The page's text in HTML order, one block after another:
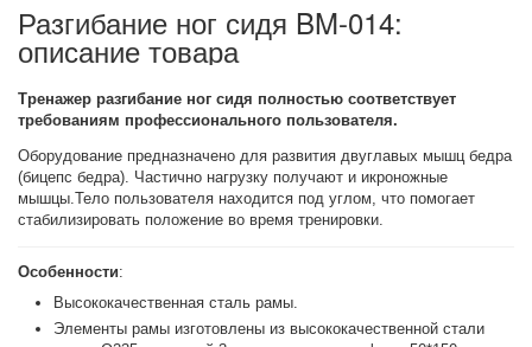
Разгибание ног сидя BM-014:
описание товара
Тренажер разгибание ног сидя полностью соответствует
требованиям профессионального пользователя.
Оборудование предназначено для развития двуглавых мышц бедра
(бицепс бедра). Частично нагрузку получают и икроножные
мышцы.Тело пользователя находится под углом, что помогает
стабилизировать положение во время тренировки.
Особенности:
Высококачественная сталь рамы.
Элементы рамы изготовлены из высококачественной стали